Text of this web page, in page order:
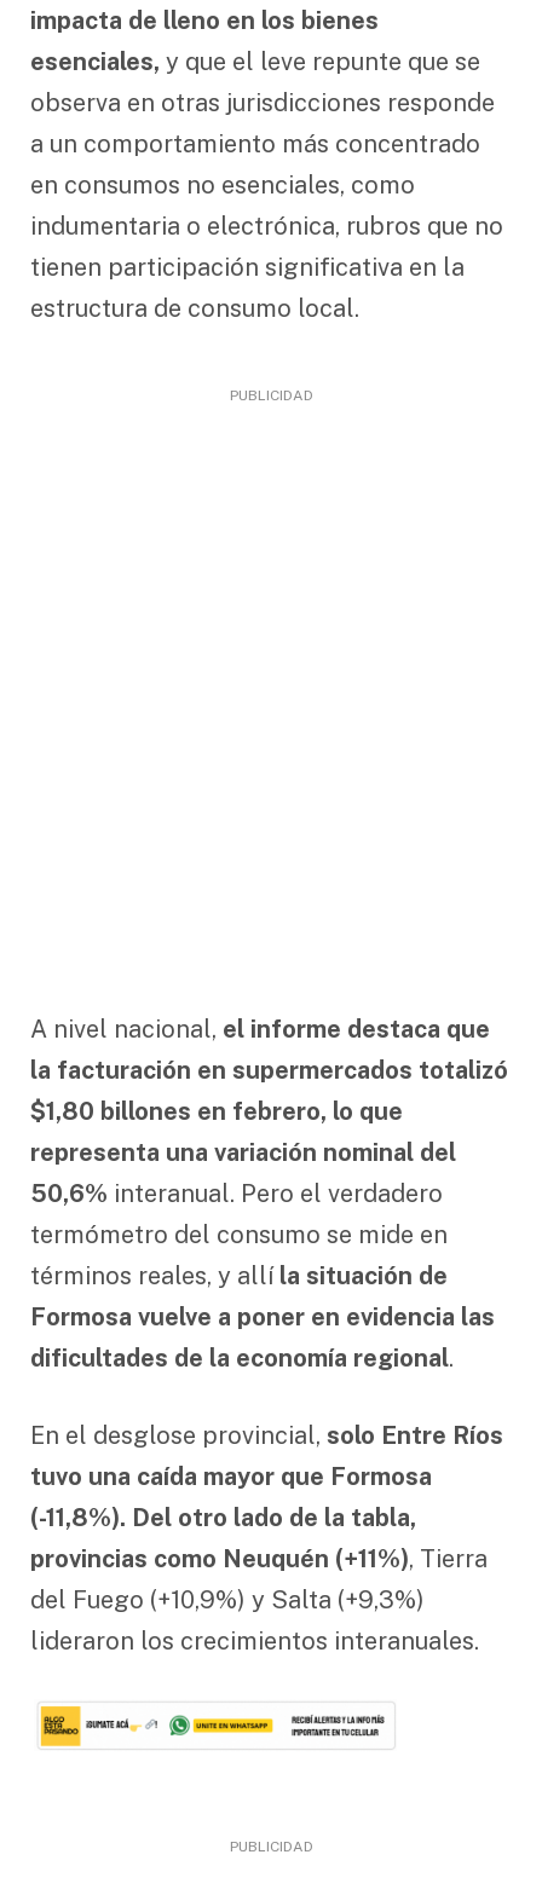
impacta de lleno en los bienes
esenciales, y que el leve repunte que se
observa en otras jurisdicciones responde
a un comportamiento más concentrado
en consumos no esenciales, como
indumentaria o electrónica, rubros que no
tienen participación significativa en la
estructura de consumo local.
PUBLICIDAD
A nivel nacional, el informe destaca que
la facturación en supermercados totalizó
$1,80 billones en febrero, lo que
representa una variación nominal del
50,6% interanual. Pero el verdadero
termómetro del consumo se mide en
términos reales, y allí la situación de
Formosa vuelve a poner en evidencia las
dificultades de la economía regional.
En el desglose provincial, solo Entre Ríos
tuvo una caída mayor que Formosa
(-11,8%). Del otro lado de la tabla,
provincias como Neuquén (+11%), Tierra
del Fuego (+10,9%) y Salta (+9,3%)
lideraron los crecimientos interanuales.
PUBLICIDAD